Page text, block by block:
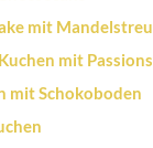
mit
mit
mit Schokoboden